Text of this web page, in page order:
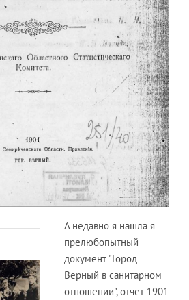
А недавно я нашла я
прелюбопытный
документ "Город
Верный в санитарном
отношении", отчет 1901